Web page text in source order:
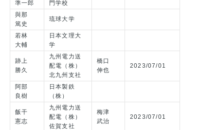
準一郎
門学校
與那
篤史
琉球大学
若林
大輔
日本文理大
学
跡上
勝久
九州電力送
配電（株）
北九州支社
橋口
伸也
2023/07/01
阿部
良樹
日本製鉄
（株）
飯干
憲志
九州電力送
配電（株）
佐賀支社
梅津
武治
2023/07/01